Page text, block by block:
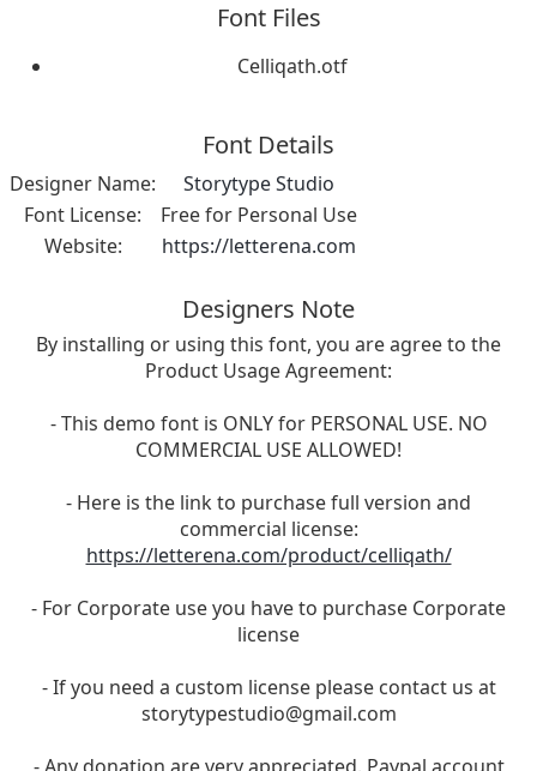
Font Files
Celliqath.otf
Font Details
Designer Name:
Storytype Studio
Font License:
Free for Personal Use
Website:
https://letterena.com
Designers Note
By installing or using this font, you are agree to the
Product Usage Agreement:
- This demo font is ONLY for PERSONAL USE. NO
COMMERCIAL USE ALLOWED!
- Here is the link to purchase full version and
commercial license:
https://letterena.com/product/celliqath/
- For Corporate use you have to purchase Corporate
license
- If you need a custom license please contact us at
storytypestudio@gmail.com